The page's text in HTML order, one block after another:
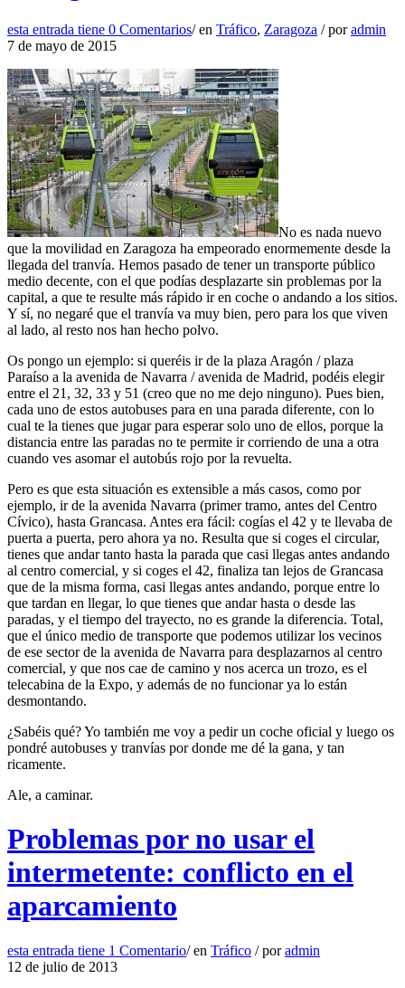
esta entrada tiene 0 Comentarios/ en Tráfico, Zaragoza / poradmin
7 de mayo de 2015
No es nada nuevo
que la movilidad en Zaragoza ha empeorado enormemente desde la
llegada del tranvía. Hemos pasado de tener un transporte público
medio decente, con el que podías desplazarte sin problemas por la
capital, a que te resulte más rápido ir en coche o andando a los sitios.
Y sí, no negaré que el tranvía va muy bien, pero para los que viven
al lado, al resto nos han hecho polvo.
Os pongo un ejemplo: si queréis ir de la plaza Aragón / plaza
Paraíso a la avenida de Navarra / avenida de Madrid, podéis elegir
entre el 21, 32, 33 y 51 (creo que no me dejo ninguno). Pues bien,
cada uno de estos autobuses para en una parada diferente, con lo
cual te la tienes que jugar para esperar solo uno de ellos, porque la
distancia entre las paradas no te permite ir corriendo de una a otra
cuando ves asomar el autobús rojo por la revuelta.
Pero es que esta situación es extensible a más casos, como por
ejemplo, ir de la avenida Navarra (primer tramo, antes del Centro
Cívico), hasta Grancasa. Antes era fácil: cogías el 42 y te llevaba de
puerta a puerta, pero ahora ya no. Resulta que si coges el circular,
tienes que andar tanto hasta la parada que casi llegas antes andando
al centro comercial, y si coges el 42, finaliza tan lejos de Grancasa
que de la misma forma, casi llegas antes andando, porque entre lo
que tardan en llegar, lo que tienes que andar hasta o desde las
paradas, y el tiempo del trayecto, no es grande la diferencia. Total,
que el único medio de transporte que podemos utilizar los vecinos
de ese sector de la avenida de Navarra para desplazarnos al centro
comercial, y que nos cae de camino y nos acerca un trozo, es el
telecabina de la Expo, y además de no funcionar ya lo están
desmontando.
¿Sabéis qué? Yo también me voy a pedir un coche oficial y luego os
pondré autobuses y tranvías por donde me dé la gana, y tan
ricamente.
Ale, a caminar.
Problemas por no usar el
intermetente: conflicto en el
aparcamiento
esta entrada tiene 1 Comentario/ en Tráfico / poradmin
12 de julio de 2013